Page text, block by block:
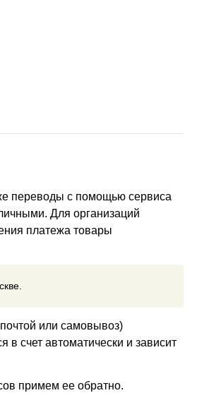
переводы с помощью сервиса
Для организаций
платежа товары
или самовывоз)
в счет автоматически и зависит
примем ее обратно.